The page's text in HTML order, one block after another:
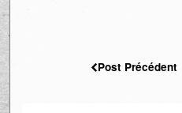
Post Précédent